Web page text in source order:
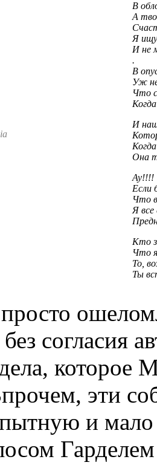
В
А
Я ищу
И не
.
В
Уж
Что
И
Она
Ay!!!!
Если
Что
Я все
Кто
Что я
То,
Ты
согласия
которое
эти
и